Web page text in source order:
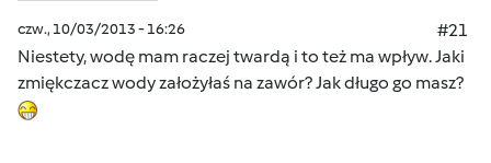
czw., 10/03/2013 - 16:26
#21
Niestety, wodę mam raczej twardą i to też ma wpływ. Jaki
zmiękczacz wody założyłaś na zawór? Jak długo go masz?